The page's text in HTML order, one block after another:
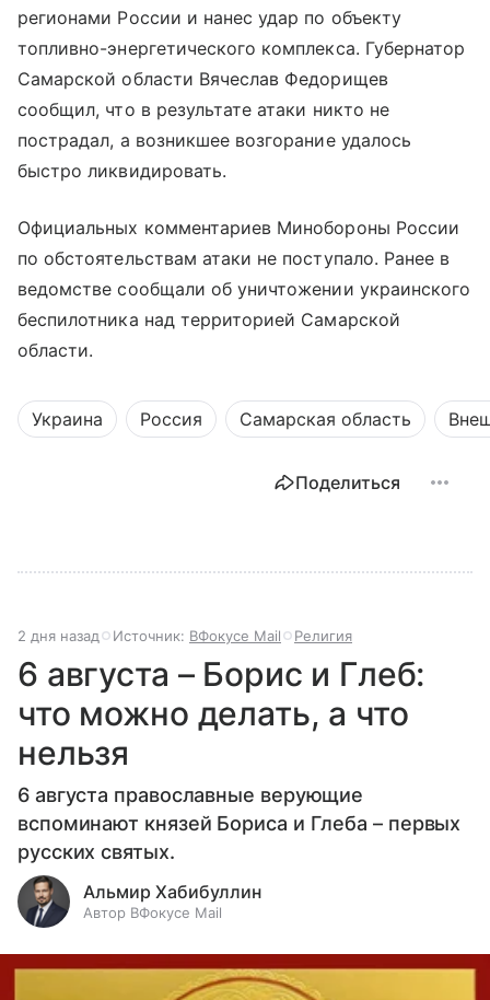
регионами России и нанес удар по объекту
топливно-энергетического комплекса. Губернатор
Самарской области Вячеслав Федорищев
сообщил, что в результате атаки никто не
пострадал, а возникшее возгорание удалось
быстро ликвидировать.
Официальных комментариев Минобороны России
по обстоятельствам атаки не поступало. Ранее в
ведомстве сообщали об уничтожении украинского
беспилотника над территорией Самарской
области.
Украина Россия Самарская область
Поделиться
2 дня назад Источник: ВФокусе Mail Религия
6 августа – Борис и Глеб:
что можно делать, а что
нельзя
6 августа православные верующие
вспоминают князей Бориса и Глеба – первых
русских святых.
Альмир Хабибуллин
Автор ВФокусе Mail